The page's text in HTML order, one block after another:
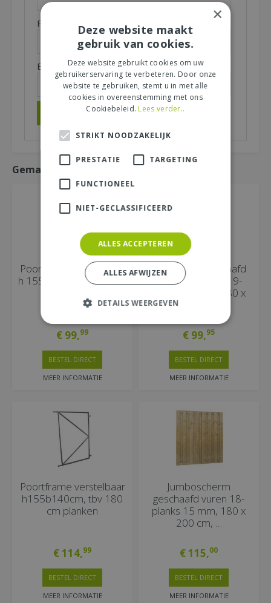
Plaats (zichtbaar op website):
E-mailadres (niet zichtbaar):*
Gemakkelijk mee bestellen
Poortframe verstelbaar
h 155 b 130cm, tbv 180
€ 99,99
MEER INFORMATIE
BESTEL DIRECT
Naaldhout geschaafd
plankenscherm 19-
planks 15 mm, 180 x
€ 99,95
MEER INFORMATIE
BESTEL DIRECT
Poortframe verstelbaar
h155b140cm, tbv 180
cm planken
€114,99
MEER INFORMATIE
BESTEL DIRECT
Jumboscherm
geschaafd vuren 18-
planks 15 mm, 180 x
200 cm, …
€115,00
MEER INFORMATIE
BESTEL DIRECT
×
Deze website maakt
gebruik van cookies.
Deze website gebruikt cookies om uw
gebruikerservaring te verbeteren. Door onze
website te gebruiken, stemt u in met alle
cookies in overeenstemming met ons
Cookiebeleid. Lees verder..
STRIKT NOODZAKELIJK
PRESTATIE TARGETING
FUNCTIONEEL
NIET-GECLASSIFICEERD
ALLES ACCEPTEREN
ALLES AFWIJZEN
DETAILS WEERGEVEN